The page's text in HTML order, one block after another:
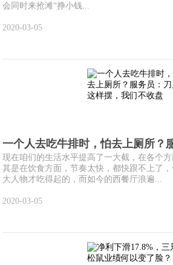
会同时来抢滩“挣小钱...
2020-03-05
一个人去吃牛排时，怕去上厕所？
现在咱们的生活水平提高了一大截，在各个
其是在饮食方面，节奏太快，都快跟不上了
大人物才吃得起的，而如今的西餐厅浪遍...
2020-03-05